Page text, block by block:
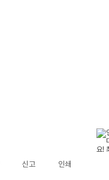
신고 인쇄